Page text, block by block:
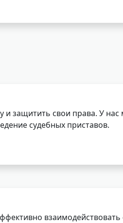
защитить свои права. У
судебных приставов.